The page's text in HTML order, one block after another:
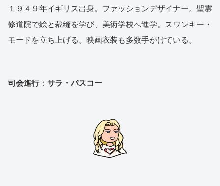
１９４９年イギリス出身。ファッションデザイナー。聖霊
修道院で絵と裁縫を学び、美術学校へ進学。スワンキー・
モードを立ち上げる。映画衣装も多数手がけている。
司会進行： サラ・パスコー